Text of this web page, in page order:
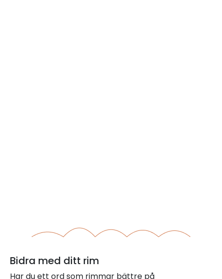
Bidra med ditt rim
Har du ett ord som rimmar bättre på